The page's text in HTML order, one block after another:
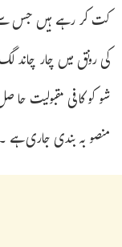
کت کر رہے ہیں جس سے
کی رونق میں چار چاند
شو کو کافی مقبولیت حا
منصو بہ بندی جاری ہے ۔